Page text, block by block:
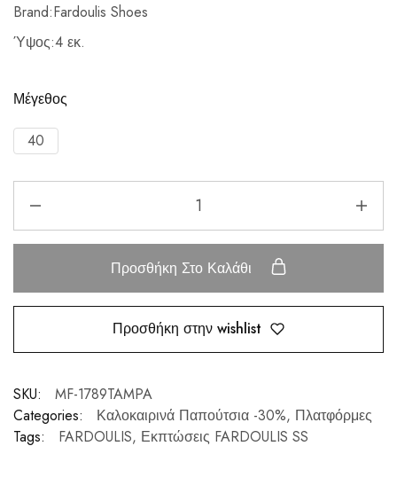
Brand:Fardoulis Shoes
Ύψος:4 εκ.
Μέγεθος
40
Προσθήκη Στο Καλάθι
Προσθήκη στην wishlist
SKU:
MF-1789TAMPA
Categories:
Καλοκαιρινά Παπούτσια -30%, Πλατφόρμες
Tags:
FARDOULIS, Εκπτώσεις FARDOULIS SS